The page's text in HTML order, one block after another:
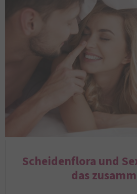
Scheidenflora und
das